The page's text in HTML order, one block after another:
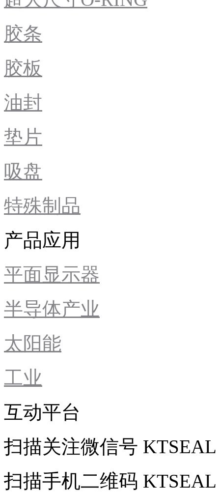
胶条
胶板
油封
垫片
吸盘
特殊制品
产品应用
平面显示器
半导体产业
太阳能
工业
互动平台
扫描关注微信号 KTSEAL
扫描手机二维码 KTSEAL